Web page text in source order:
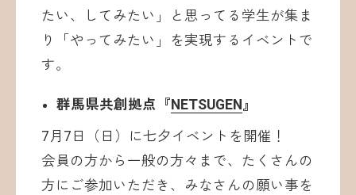
たい、してみたい」と思ってる学生が集ま
り「やってみたい」を実現するイベントで
す。
群馬県共創拠点『NETSUGEN 』
7月7日（日）に七夕イベントを開催！
会員の方から一般の方々まで、たくさんの
方にご参加いただき、みなさんの願い事を